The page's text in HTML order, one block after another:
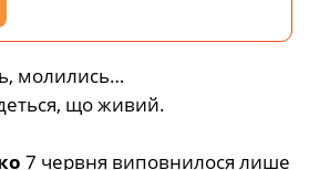
молились…
що живий.
7 червня виповнилося лише